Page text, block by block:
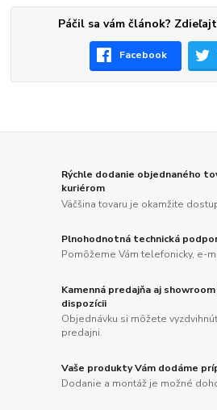
Páčil sa vám článok?
Facebook
Rýchle dodanie objednaného
kuriérom
Väčšina tovaru je okamžite
Plnohodnotná technická
Pomôžeme Vám telefonicky, e-
Kamenná predajňa aj
dispozícii
Objednávku si môžete
predajni.
Vaše produkty Vám dodáme
Dodanie a montáž je možné